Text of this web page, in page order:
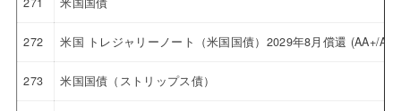
272 米国 トレジャリーノート（米国国債）2029年8月償還 (AA+/
273 米国国債（ストリップス債）